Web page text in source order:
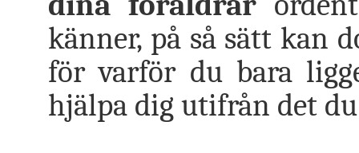
känner, på så sätt kan
för varför du bara
hjälpa dig utifrån det